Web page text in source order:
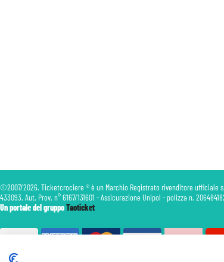
©2007/2026. Ticketcrociere ® è un Marchio Registrato rivenditore ufficiale
433093. Aut. Prov. n° 6167/131601 - Assicurazione Unipol - polizza n.
Un portale del gruppoTaoticket